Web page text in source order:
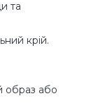
та
крій.
образ або